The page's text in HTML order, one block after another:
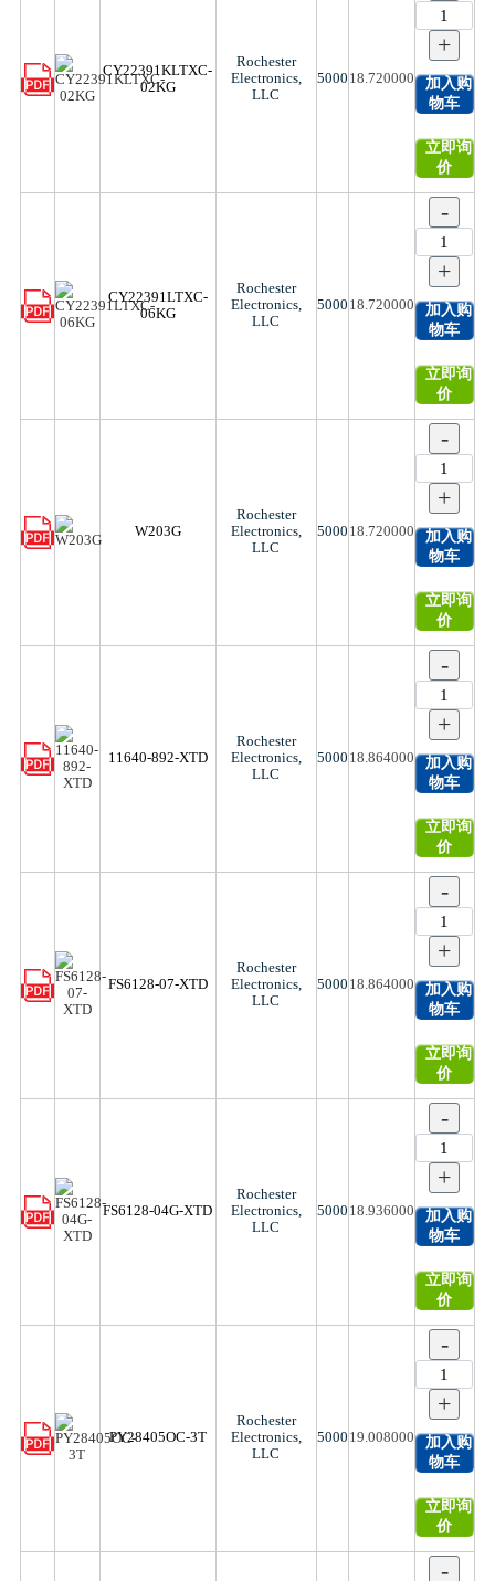
CY22391KLTXC-
02KG
Rochester
Electronics,
LLC
5000 18.720000
+
加入购
物车
立即询
价
CY22391LTXC-
06KG
Rochester
Electronics,
LLC
5000 18.720000
-
+
加入购
物车
立即询
价
W203G
Rochester
Electronics,
LLC
5000 18.720000
-
+
加入购
物车
立即询
价
11640-892-XTD
Rochester
Electronics,
LLC
5000 18.864000
-
+
加入购
物车
立即询
价
FS6128-07-XTD
Rochester
Electronics,
LLC
5000 18.864000
-
+
加入购
物车
立即询
价
FS6128-04G-XTD
Rochester
Electronics,
LLC
5000 18.936000
-
+
加入购
物车
立即询
价
PY28405OC-3T
Rochester
Electronics,
LLC
5000 19.008000
-
+
加入购
物车
立即询
价
-